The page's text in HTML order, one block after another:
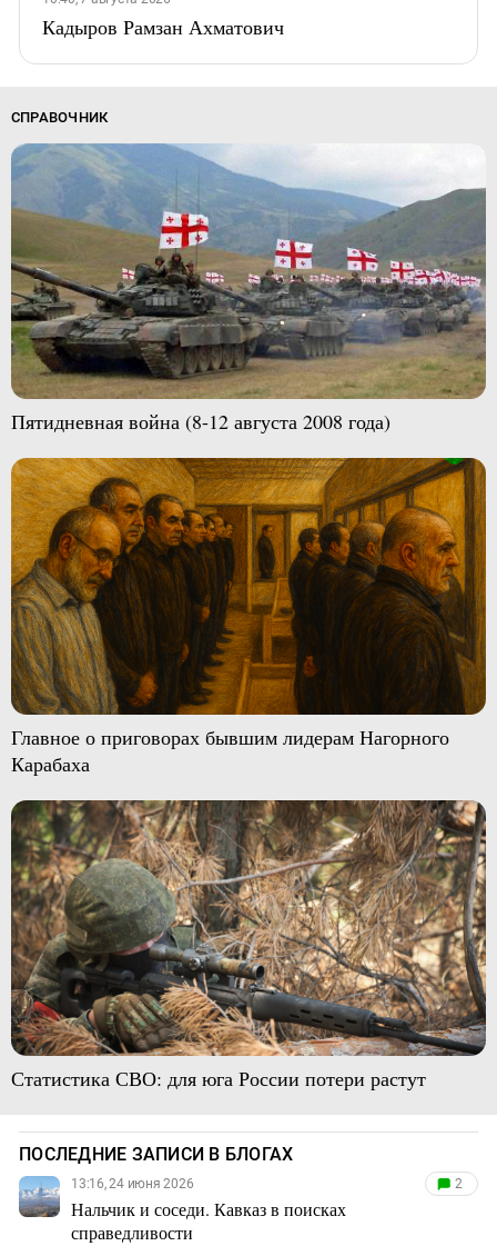
Кадыров Рамзан Ахматович
СПРАВОЧНИК
Пятидневная война (8-12 августа 2008 года)
Главное о приговорах бывшим лидерам Нагорного
Карабаха
Статистика СВО: для юга России потери растут
ПОСЛЕДНИЕ ЗАПИСИ В БЛОГАХ
13:16, 24 июня 2026
Нальчик и соседи. Кавказ в поисках
справедливости
2